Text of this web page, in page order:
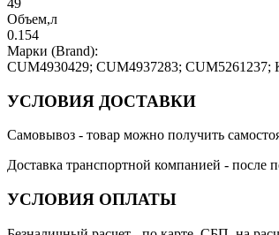
Объем,л
0.154
Марки (Brand):
CUM4930429; CUM4937283; CUM5261237;
УСЛОВИЯ ДОСТАВКИ
Самовывоз - товар можно получить
Доставка транспортной компанией - после
УСЛОВИЯ ОПЛАТЫ